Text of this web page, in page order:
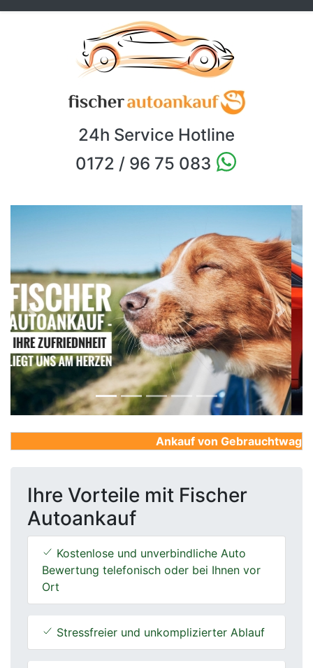
24h Service Hotline
0172 / 96 75 083
Previous Next
Ankauf von
Ihre Vorteile mit Fischer
Autoankauf
Kostenlose und unverbindliche Auto
Bewertung telefonisch oder bei Ihnen vor
Ort
Stressfreier und unkomplizierter Ablauf